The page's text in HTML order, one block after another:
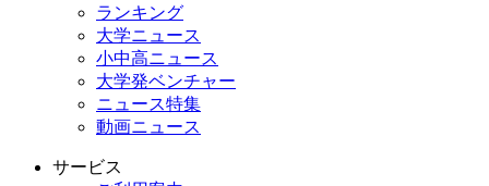
ランキング
大学ニュース
小中高ニュース
大学発ベンチャー
ニュース特集
動画ニュース
サービス